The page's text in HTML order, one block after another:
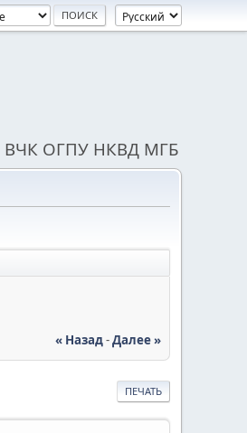
ВЧК ОГПУ НКВД МГБ
« Назад-Далее »
ПЕЧАТЬ